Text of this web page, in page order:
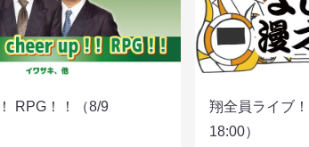
RPG！！（8/9
翔全員ライブ
18:00）